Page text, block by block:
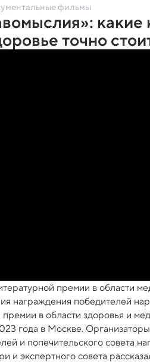
фильмы
какие
точно
премии в области
награждения победителей
премии в области здоровья и
года в Москве.
и попечительского совета
и экспертного совета